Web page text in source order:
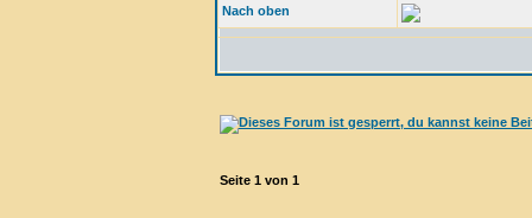
Nach oben
Seite 1 von 1